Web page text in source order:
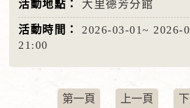
大里德芳分館
2026-03-01~ 2026-
21:00
第一頁 上一頁